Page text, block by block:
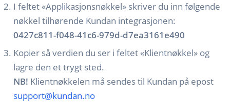
I feltet «Applikasjonsnøkkel» skriver du inn følgende
nøkkel tilhørende Kundan integrasjonen:
0427c811-f048-41c6-979d-d7ea3161e490
Kopier så verdien du ser i feltet «Klientnøkkel» og
lagre den et trygt sted.
NB! Klientnøkkelen må sendes til Kundan på epost
support@kundan.no